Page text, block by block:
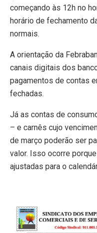
começando às 12h no
horário de fechamento
normais.
A orientação da
canais digitais dos
pagamentos de contas
fechadas.
Já as contas de
– e carnês cujo
de março poderão ser
valor. Isso ocorre
ajustadas para o